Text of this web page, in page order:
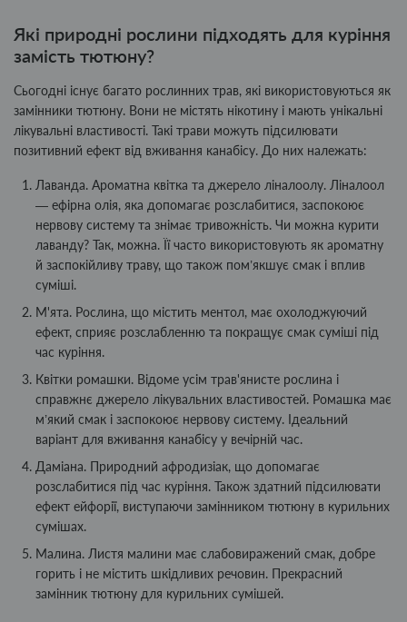
Які природні рослини підходять для куріння
замість тютюну?
Сьогодні існує багато рослинних трав, які використовуються як
замінники тютюну. Вони не містять нікотину і мають унікальні
лікувальні властивості. Такі трави можуть підсилювати
позитивний ефект від вживання канабісу. До них належать:
Лаванда. Ароматна квітка та джерело ліналоолу. Ліналоол
— ефірна олія, яка допомагає розслабитися, заспокоює
нервову систему та знімає тривожність. Чи можна курити
лаванду? Так, можна. Її часто використовують як ароматну
й заспокійливу траву, що також пом’якшує смак і вплив
суміші.
М'ята. Рослина, що містить ментол, має охолоджуючий
ефект, сприяє розслабленню та покращує смак суміші під
час куріння.
Квітки ромашки. Відоме усім трав'янисте рослина і
справжнє джерело лікувальних властивостей. Ромашка має
м’який смак і заспокоює нервову систему. Ідеальний
варіант для вживання канабісу у вечірній час.
Даміана. Природний афродизіак, що допомагає
розслабитися під час куріння. Також здатний підсилювати
ефект ейфорії, виступаючи замінником тютюну в курильних
сумішах.
Малина. Листя малини має слабовиражений смак, добре
горить і не містить шкідливих речовин. Прекрасний
замінник тютюну для курильних сумішей.